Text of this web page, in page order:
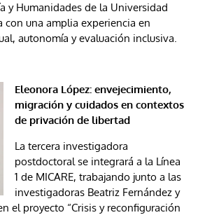
y Humanidades de la Universidad
con una amplia experiencia en
autonomía y evaluación inclusiva.
Eleonora López: envejecimiento,
migración y cuidados en contextos
de privación de libertad
La tercera investigadora
postdoctoral se integrará a la Línea
1 de MICARE, trabajando junto a las
investigadoras Beatriz Fernández y
el proyecto “Crisis y reconfiguración